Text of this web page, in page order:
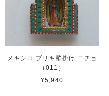
メキシコ ブリキ壁掛け ニチョ
（011）
¥5,940